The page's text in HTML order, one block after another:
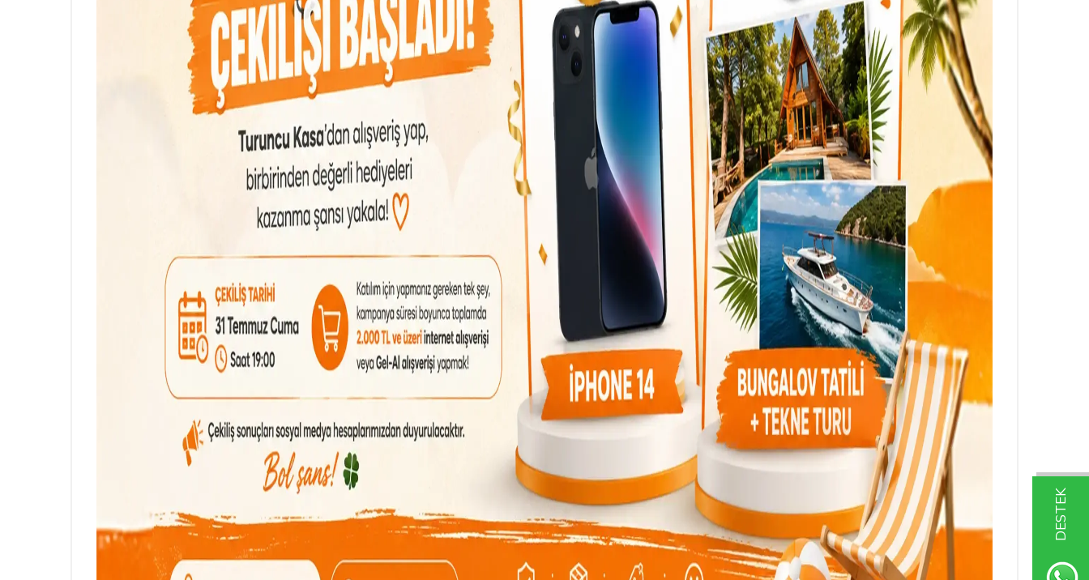
DESTEK